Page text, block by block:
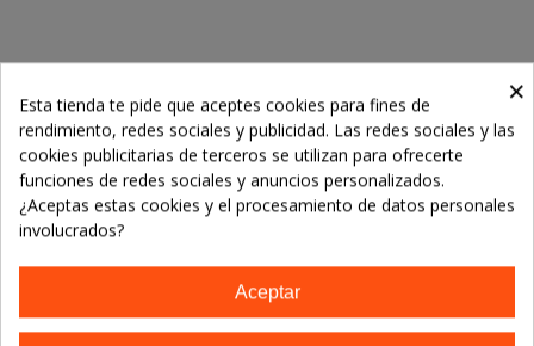
×
Esta tienda te pide que aceptes cookies para fines de
rendimiento, redes sociales y publicidad. Las redes sociales y las
cookies publicitarias de terceros se utilizan para ofrecerte
funciones de redes sociales y anuncios personalizados.
¿Aceptas estas cookies y el procesamiento de datos personales
involucrados?
Aceptar